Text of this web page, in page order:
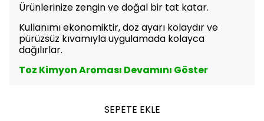
Ürünlerinize zengin ve doğal bir tat katar.
Kullanımı ekonomiktir, doz ayarı kolaydır ve
pürüzsüz kıvamıyla uygulamada kolayca
dağılırlar.
Toz Kimyon Aroması Devamını Göster
SEPETE EKLE